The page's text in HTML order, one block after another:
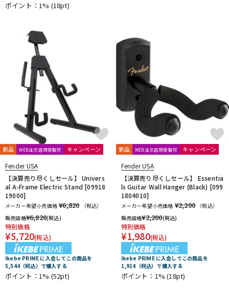
ポイント：1% (18pt)
新品 WEB注文店頭受取可 キャンペーン
Fender USA
【決算売り尽くしセール】 Univers
al A-Frame Electric Stand [09918
19000]
メーカー希望小売価格 ¥6,820
（税込）
販売価格¥6,820(税込)
特別価格
¥5,720(税込)
Ikebe PRIME に入会してこの商品を
5,544（税込）で購入する
ポイント：1% (52pt)
新品 WEB注文店頭受取可 キャンペーン
Fender USA
【決算売り尽くしセール】 Essentia
ls Guitar Wall Hanger (Black) [099
1804010]
メーカー希望小売価格 ¥2,200
（税込）
販売価格¥2,200(税込)
特別価格
¥1,980(税込)
Ikebe PRIME に入会してこの商品を
1,914（税込）で購入する
ポイント：1%(18pt)